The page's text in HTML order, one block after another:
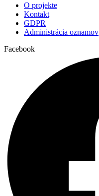
O projekte
Kontakt
GDPR
Administrácia oznamov
Facebook